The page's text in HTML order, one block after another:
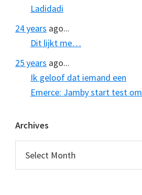
Ladidadi
24 years ago...
Dit lijkt me…
25 years ago...
Ik geloof dat iemand een
Emerce: Jamby start test om
Archives